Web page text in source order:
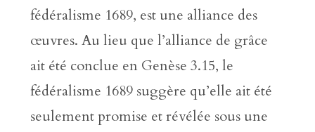
fédéralisme 1689, est une alliance des
œuvres. Au lieu que l’alliance de grâce
ait été conclue en Genèse 3.15, le
fédéralisme 1689 suggère qu’elle ait été
seulement promise et révélée sous une